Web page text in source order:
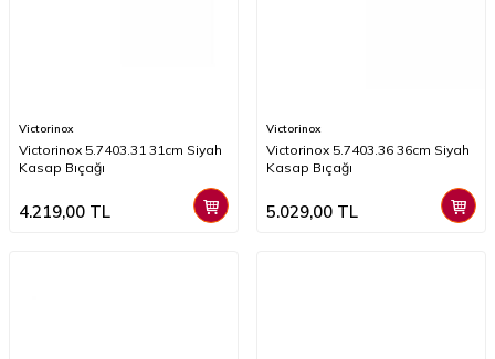
Victorinox
Victorinox 5.7403.31 31cm Siyah
Kasap Bıçağı
4.219,00 TL
Victorinox
Victorinox 5.7403.36 36cm Siyah
Kasap Bıçağı
5.029,00 TL